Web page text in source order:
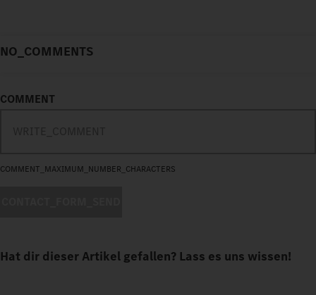
NO_COMMENTS
COMMENT
COMMENT_MAXIMUM_NUMBER_CHARACTERS
Hat dir dieser Artikel gefallen? Lass es uns wissen!